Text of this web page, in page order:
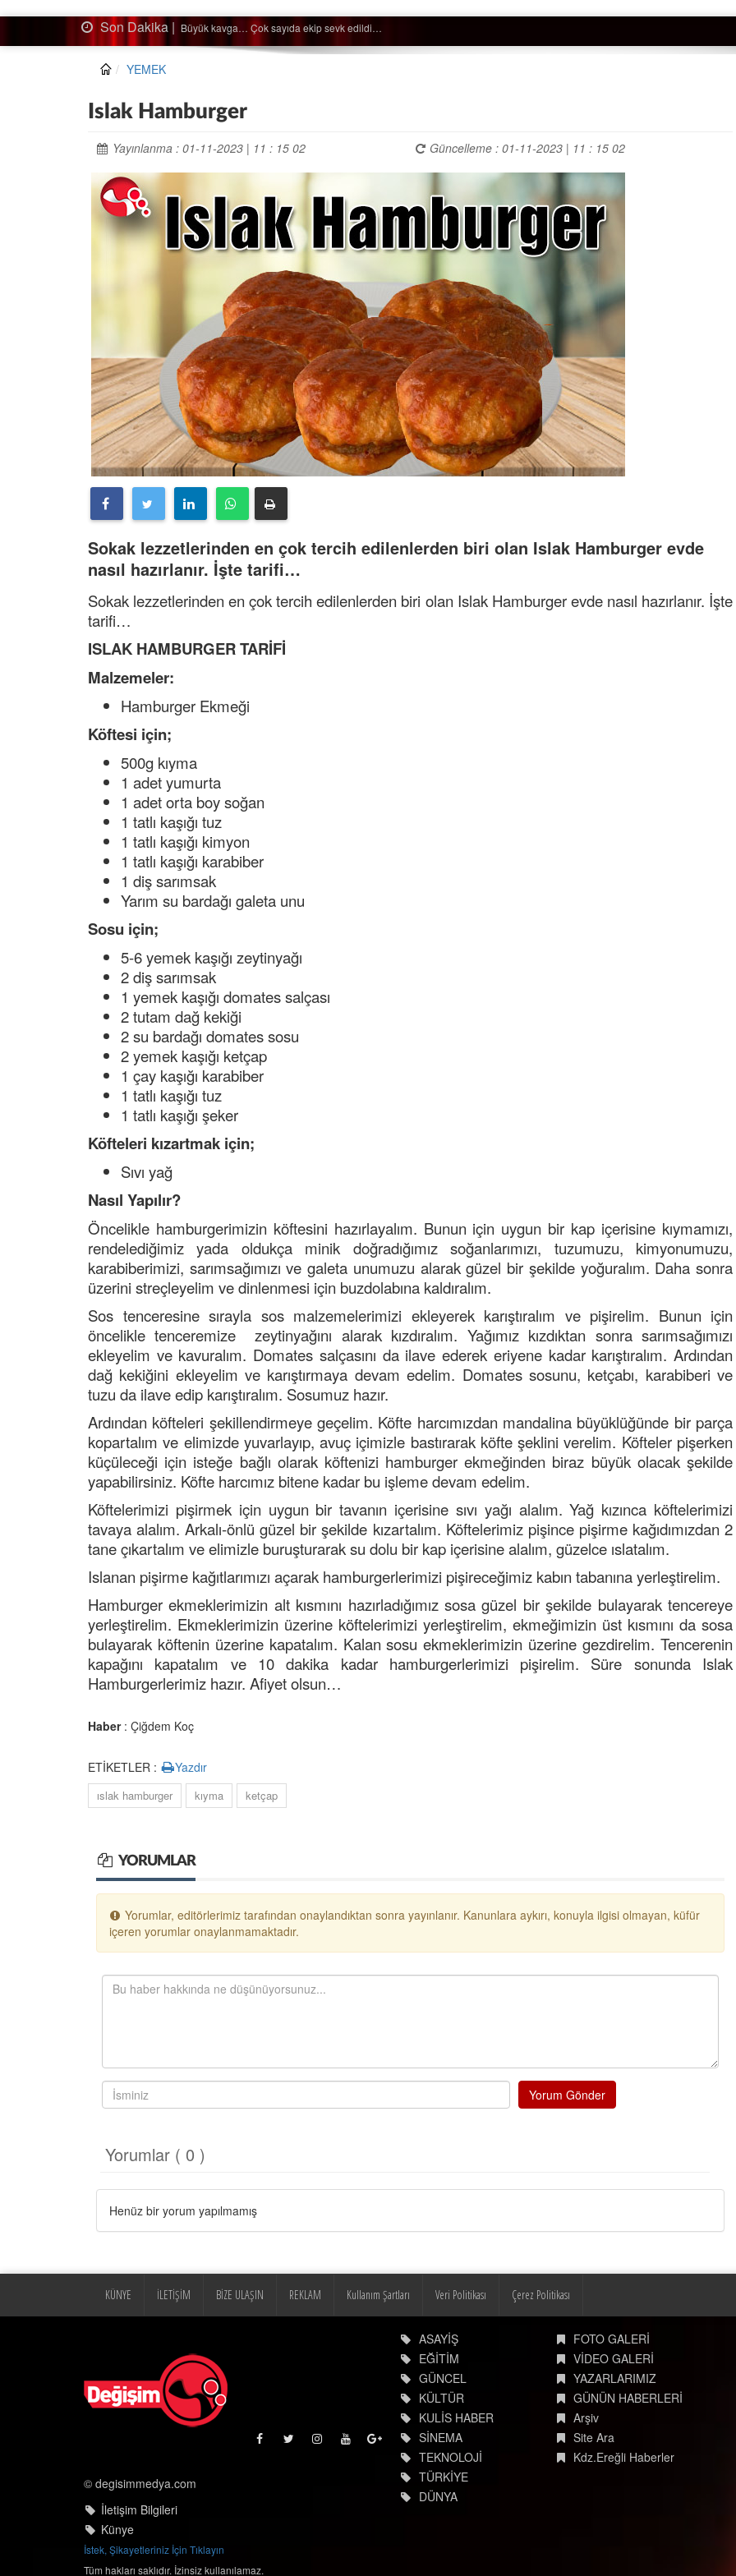
Son Dakika |Ağaçtan düştü…
YEMEK
Islak Hamburger
Yayınlanma : 01-11-2023 | 11 : 15 02 Güncelleme : 01-11-2023 | 11 : 15 02
Sokak lezzetlerinden en çok tercih edilenlerden biri olan Islak Hamburger evde
nasıl hazırlanır. İşte tarifi…
Sokak lezzetlerinden en çok tercih edilenlerden biri olan Islak Hamburger evde nasıl hazırlanır. İşte
tarifi…
ISLAK HAMBURGER TARİFİ
Malzemeler:
Hamburger Ekmeği
Köftesi için;
500g kıyma
1 adet yumurta
1 adet orta boy soğan
1 tatlı kaşığı tuz
1 tatlı kaşığı kimyon
1 tatlı kaşığı karabiber
1 diş sarımsak
Yarım su bardağı galeta unu
Sosu için;
5-6 yemek kaşığı zeytinyağı
2 diş sarımsak
1 yemek kaşığı domates salçası
2 tutam dağ kekiği
2 su bardağı domates sosu
2 yemek kaşığı ketçap
1 çay kaşığı karabiber
1 tatlı kaşığı tuz
1 tatlı kaşığı şeker
Köfteleri kızartmak için;
Sıvı yağ
Nasıl Yapılır?
Öncelikle hamburgerimizin köftesini hazırlayalım. Bunun için uygun bir kap içerisine kıymamızı,
rendelediğimiz yada oldukça minik doğradığımız soğanlarımızı, tuzumuzu, kimyonumuzu,
karabiberimizi, sarımsağımızı ve galeta unumuzu alarak güzel bir şekilde yoğuralım. Daha sonra
üzerini streçleyelim ve dinlenmesi için buzdolabına kaldıralım.
Sos tenceresine sırayla sos malzemelerimizi ekleyerek karıştıralım ve pişirelim. Bunun için
öncelikle tenceremize zeytinyağını alarak kızdıralım. Yağımız kızdıktan sonra sarımsağımızı
ekleyelim ve kavuralım. Domates salçasını da ilave ederek eriyene kadar karıştıralım. Ardından
dağ kekiğini ekleyelim ve karıştırmaya devam edelim. Domates sosunu, ketçabı, karabiberi ve
tuzu da ilave edip karıştıralım. Sosumuz hazır.
Ardından köfteleri şekillendirmeye geçelim. Köfte harcımızdan mandalina büyüklüğünde bir parça
kopartalım ve elimizde yuvarlayıp, avuç içimizle bastırarak köfte şeklini verelim. Köfteler pişerken
küçüleceği için isteğe bağlı olarak köftenizi hamburger ekmeğinden biraz büyük olacak şekilde
yapabilirsiniz. Köfte harcımız bitene kadar bu işleme devam edelim.
Köftelerimizi pişirmek için uygun bir tavanın içerisine sıvı yağı alalım. Yağ kızınca köftelerimizi
tavaya alalım. Arkalı-önlü güzel bir şekilde kızartalım. Köftelerimiz pişince pişirme kağıdımızdan 2
tane çıkartalım ve elimizle buruşturarak su dolu bir kap içerisine alalım, güzelce ıslatalım.
Islanan pişirme kağıtlarımızı açarak hamburgerlerimizi pişireceğimiz kabın tabanına yerleştirelim.
Hamburger ekmeklerimizin alt kısmını hazırladığımız sosa güzel bir şekilde bulayarak tencereye
yerleştirelim. Ekmeklerimizin üzerine köftelerimizi yerleştirelim, ekmeğimizin üst kısmını da sosa
bulayarak köftenin üzerine kapatalım. Kalan sosu ekmeklerimizin üzerine gezdirelim. Tencerenin
kapağını kapatalım ve 10 dakika kadar hamburgerlerimizi pişirelim. Süre sonunda Islak
Hamburgerlerimiz hazır. Afiyet olsun…
Haber: Çiğdem Koç
ETİKETLER : Yazdır
ıslak hamburger kıyma ketçap
YORUMLAR
Yorumlar, editörlerimiz tarafından onaylandıktan sonra yayınlanır. Kanunlara aykırı, konuyla ilgisi olmayan, küfür
içeren yorumlar onaylanmamaktadır.
Yorum Gönder
Yorumlar ( 0 )
Henüz bir yorum yapılmamış
“Bu bir suç duyurusudur”
Özkan Doğan
ibrahim yalçınkaya
POSBIYIK nerelerde ya kaç aydır vekaletle
belediye yönetilirmi hayretdebişey
Kadir inanc
Ekmek yediğiniz yere veda edersiniz gurur
tablosu yaparsınız değişik bu kişilikler ya
Muhammed
Valla tren kactj gitti.Uysali devirmwk icin
elinizden ne geliyosa Chp ile kendi partiniz
aleyhine calistiniz.Becerdinizde Adami alasa
ettiniz.Sonuc... DEVAMI
Ali
1950 türkiye
KÜNYE İLETİŞİM BİZE ULAŞIN REKLAM Kullanım Şartları Veri Politikası Çerez Politikası
© degisimmedya.com
İletişim Bilgileri
Künye
İstek, Şikayetleriniz İçin Tıklayın
Tüm hakları saklıdır. İzinsiz kullanılamaz.
ASAYİŞ
EĞİTİM
GÜNCEL
KÜLTÜR
KULİS HABER
SİNEMA
TEKNOLOJİ
TÜRKİYE
DÜNYA
FOTO GALERİ
VİDEO GALERİ
YAZARLARIMIZ
GÜNÜN HABERLERİ
Arşiv
Site Ara
Kdz.Ereğli Haberler